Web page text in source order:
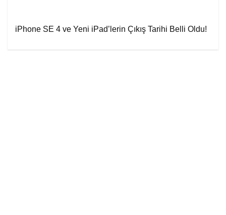
iPhone SE 4 ve Yeni iPad’lerin Çıkış Tarihi Belli Oldu!